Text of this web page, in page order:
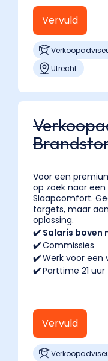
Utrecht
Vervuld
Voor een
op zoek naar
Slaapcomfort.
targets, maar
oplossing.
✔️ Salaris boven
✔️Commissies
✔️Werk voor een
✔️Parttime 21 uur
Vervuld